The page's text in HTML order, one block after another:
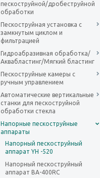
пескоструйной/дробеструйной
обработки
Пескоструйная установка с
замкнутым циклом и
фильтрацией
Гидроабразивная обработка/
Аквабластинг/Мягкий бластинг
Пескоструйные камеры с
ручным управлением
Автоматические вертикальные
станки для пескоструйной
обработки стекла
Напорные пескоструйные
аппараты
Напорный пескоструйный
аппарат YH -520
Напорный пескоструйный
аппарат BA-400RC